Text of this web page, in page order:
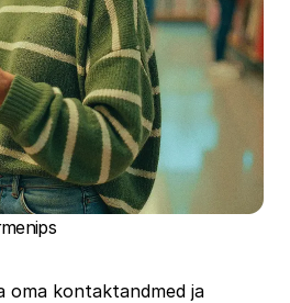
oma kontaktandmed ja